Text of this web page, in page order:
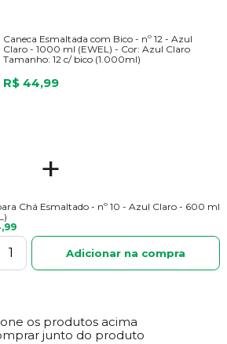
Caneca Esmaltada com Bico - nº 12 - Azul
Claro - 1000 ml (EWEL) - Cor: Azul Claro
Tamanho: 12 c/ bico (1.000ml)
R$ 44,99
+
Chá Esmaltado - nº 10 - Azul Claro - 600 ml
Adicionar na compra
os produtos acima
junto do produto